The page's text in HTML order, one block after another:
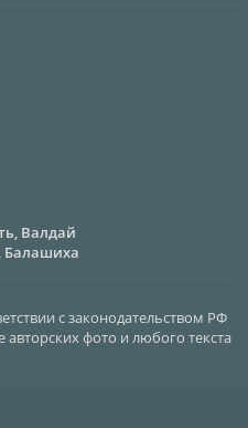
Валдай
Балашиха
с законодательством РФ
фото и любого текста